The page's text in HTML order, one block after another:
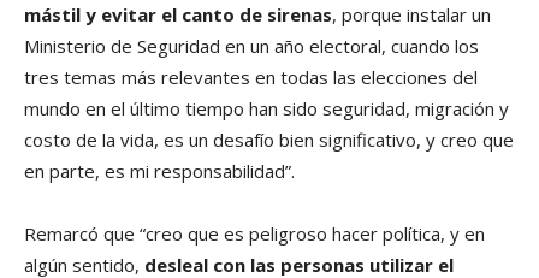
mástil y evitar el canto de sirenas, porque instalar un
Ministerio de Seguridad en un año electoral, cuando los
tres temas más relevantes en todas las elecciones del
mundo en el último tiempo han sido seguridad, migración y
costo de la vida, es un desafío bien significativo, y creo que
en parte, es mi responsabilidad”.
Remarcó que “creo que es peligroso hacer política, y en
algún sentido, desleal con las personas utilizar el